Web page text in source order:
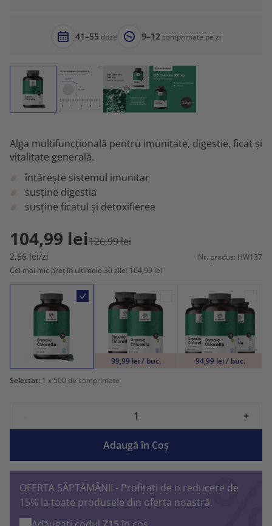
41–55 doze 9–12 comprimate pe zi
Alga multifuncțională pentru imunitate, digestie, ficat și
vitalitate generală.
întărește sistemul imunitar
susține digestia
susține ficatul și detoxifierea
104,99 lei126,99 lei
2,56 lei/zi
Nr. produs: HW137
Cel mai mic preț în ultimele 30 zile: 104,99 lei
99,99 lei / buc.
94,99 lei / buc.
Selectat: 1 x 500 de comprimate
+
Adaugă în Coş
OFERTA SĂPTĂMÂNII - Profitați de o reducere de
15% la toate produsele din oferta noastră.